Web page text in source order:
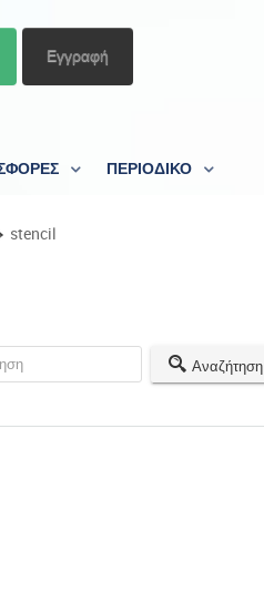
Εγγραφή
ΠΕΡΙΟΔΙΚΟ
stencil
Αναζήτηση